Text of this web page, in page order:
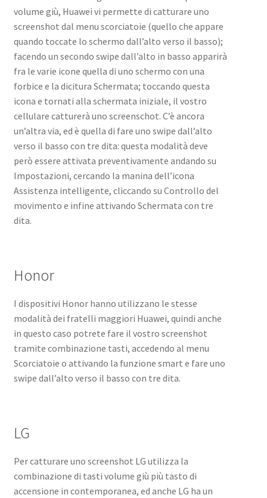
volume giù, Huawei vi permette di catturare uno
screenshot dal menu scorciatoie (quello che appare
quando toccate lo schermo dall’alto verso il basso);
facendo un secondo swipe dall’alto in basso apparirà
fra le varie icone quella di uno schermo con una
forbice e la dicitura Schermata; toccando questa
icona e tornati alla schermata iniziale, il vostro
cellulare catturerà uno screenschot. C’è ancora
un’altra via, ed è quella di fare uno swipe dall’alto
verso il basso con tre dita: questa modalità deve
però essere attivata preventivamente andando su
Impostazioni, cercando la manina dell’icona
Assistenza intelligente, cliccando su Controllo del
movimento e infine attivando Schermata con tre
dita.
Honor
I dispositivi Honor hanno utilizzano le stesse
modalità dei fratelli maggiori Huawei, quindi anche
in questo caso potrete fare il vostro screenshot
tramite combinazione tasti, accedendo al menu
Scorciatoie o attivando la funzione smart e fare uno
swipe dall’alto verso il basso con tre dita.
LG
Per catturare uno screenshot LG utilizza la
combinazione di tasti volume giù più tasto di
accensione in contemporanea, ed anche LG ha un